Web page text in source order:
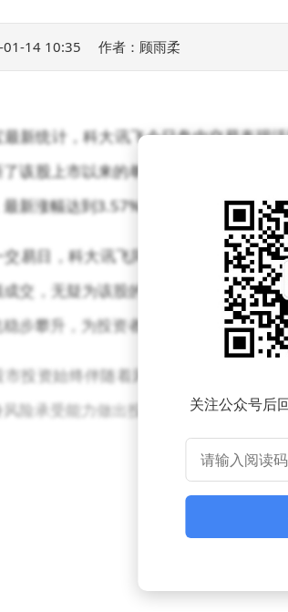
01-14 10:35 作者：顾雨柔
新统计，科大讯飞今日盘中交易表现
该股上市以来的单日成交纪录，更彰
新涨幅达到3.57%，换手率则为8.68%
交易日，科大讯飞同样表现出色，全天
交，无疑为该股的市场表现增添了更
步攀升，为投资者带来了可观的收益。
市投资始终伴随着风险。尽管科大讯飞
险承受能力做出投资决策。毕竟，股
关注公众号后